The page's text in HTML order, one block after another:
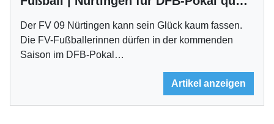
Der FV 09 Nürtingen kann sein Glück kaum fassen.
Die FV-Fußballerinnen dürfen in der kommenden
Saison im DFB-Pokal…
Artikel anzeigen